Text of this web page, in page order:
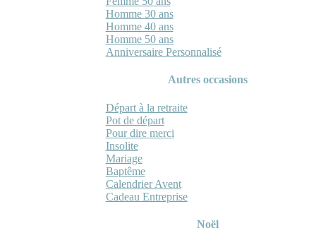
Homme 30 ans
Homme 40 ans
Homme 50 ans
Anniversaire Personnalisé
Autres occasions
Départ à la retraite
Pot de départ
Pour dire merci
Insolite
Mariage
Baptême
Calendrier Avent
Cadeau Entreprise
Noël